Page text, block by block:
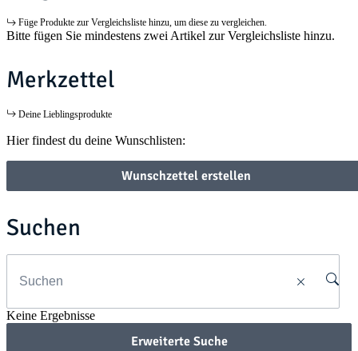
Füge Produkte zur Vergleichsliste hinzu, um diese zu vergleichen.
Bitte fügen Sie mindestens zwei Artikel zur Vergleichsliste hinzu.
Merkzettel
Deine Lieblingsprodukte
Hier findest du deine Wunschlisten:
Wunschzettel erstellen
Suchen
Keine Ergebnisse
Erweiterte Suche